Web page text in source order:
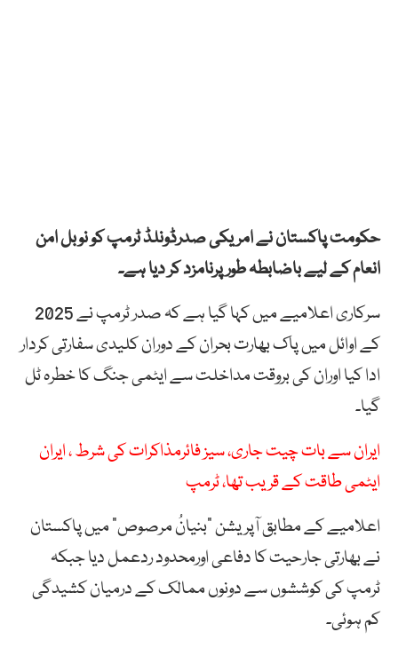
حکومت پاکستان نے امریکی صدرڈونلڈ ٹرمپ کو نوبل امن
انعام کے لیے باضابطہ طورپرنامزد کر دیا ہے۔
سرکاری اعلامیے میں کہا گیا ہے کہ صدر ٹرمپ نے 2025
کے اوائل میں پاک بھارت بحران کے دوران کلیدی سفارتی کردار
ادا کیا اوران کی بروقت مداخلت سے ایٹمی جنگ کا خطرہ ٹل
گیا۔
ایران سے بات چیت جاری، سیز فائرمذاکرات کی شرط ، ایران
ایٹمی طاقت کے قریب تھا، ٹرمپ
اعلامیے کے مطابق آپریشن “بنیانُ مرصوص” میں پاکستان
نے بھارتی جارحیت کا دفاعی اورمحدود ردعمل دیا جبکہ
ٹرمپ کی کوششوں سے دونوں ممالک کے درمیان کشیدگی
کم ہوئی۔